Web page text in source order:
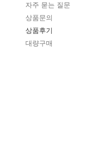
자주 묻는 질문
상품문의
상품후기
대량구매